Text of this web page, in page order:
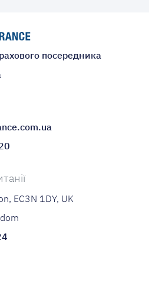
посередника
EC3N 1DY, UK